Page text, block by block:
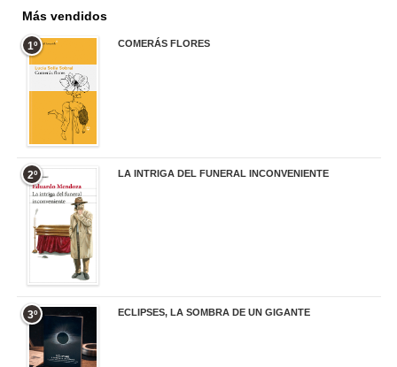
Más vendidos
1º COMERÁS FLORES
2º LA INTRIGA DEL FUNERAL INCONVENIENTE
3º ECLIPSES, LA SOMBRA DE UN GIGANTE